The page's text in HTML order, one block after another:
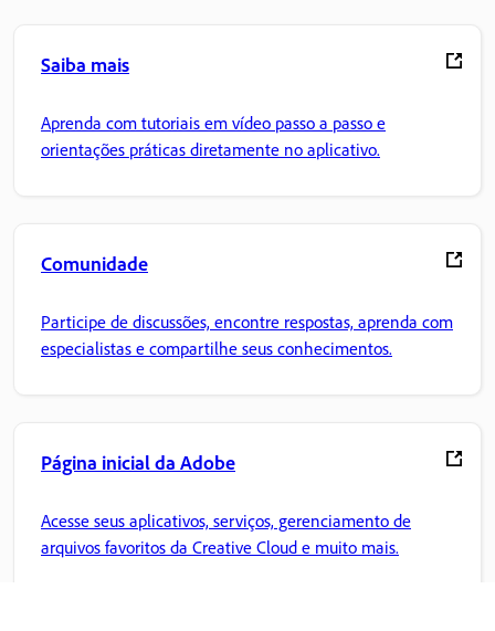
Saiba mais
Aprenda com tutoriais em vídeo passo a passo e
orientações práticas diretamente no aplicativo.
Comunidade
Participe de discussões, encontre respostas, aprenda com
especialistas e compartilhe seus conhecimentos.
Página inicial da Adobe
Acesse seus aplicativos, serviços, gerenciamento de
arquivos favoritos da Creative Cloud e muito mais.